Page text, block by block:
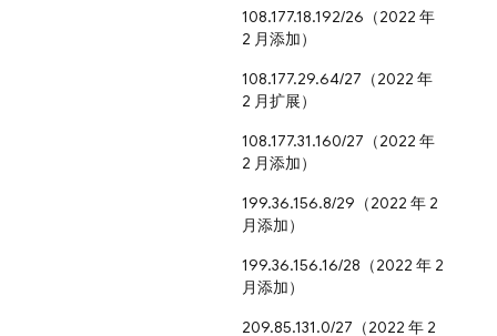
108.177.18.192/26（2022 年
2 月添加）
108.177.29.64/27（2022 年
2 月扩展）
108.177.31.160/27（2022 年
2 月添加）
199.36.156.8/29（2022 年 2
月添加）
199.36.156.16/28（2022 年 2
月添加）
209.85.131.0/27（2022 年 2